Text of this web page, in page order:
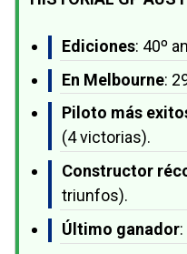
Ediciones: 40º
En Melbourne:
Piloto más
(4 victorias).
Constructor
triunfos).
Último ganador: